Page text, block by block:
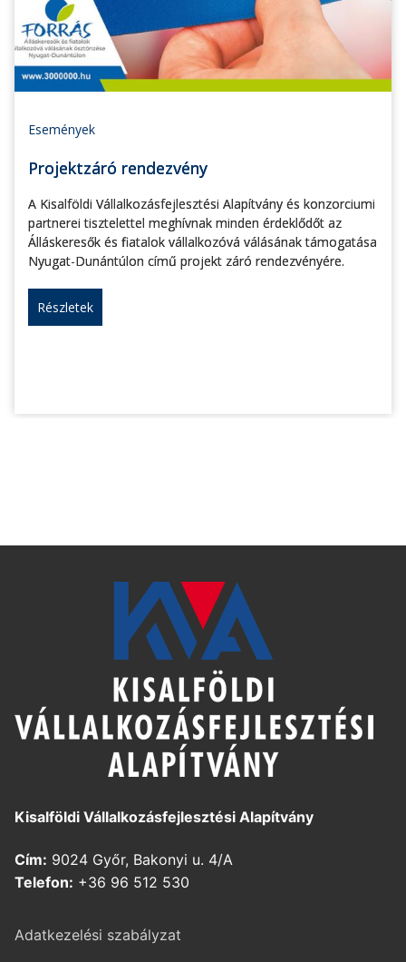
Események
Projektzáró rendezvény
A Kisalföldi Vállalkozásfejlesztési Alapítvány és konzorciumi
partnerei tisztelettel meghívnak minden érdeklődőt az
Álláskeresők és fiatalok vállalkozóvá válásának támogatása
Nyugat-Dunántúlon című projekt záró rendezvényére.
Részletek
Kisalföldi Vállalkozásfejlesztési Alapítvány
Cím: 9024 Győr, Bakonyi u. 4/A
Telefon: +36 96 512 530
Adatkezelési szabályzat